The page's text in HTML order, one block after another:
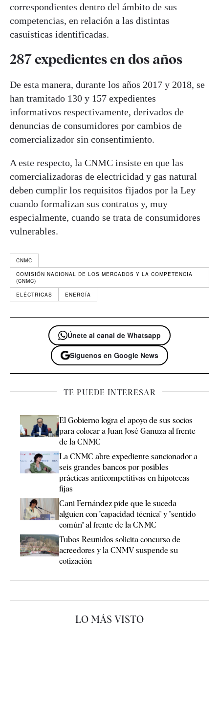
correspondientes dentro del ámbito de sus
competencias, en relación a las distintas
casuísticas identificadas.
287 expedientes en dos años
De esta manera, durante los años 2017 y 2018, se
han tramitado 130 y 157 expedientes
informativos respectivamente, derivados de
denuncias de consumidores por cambios de
comercializador sin consentimiento.
A este respecto, la CNMC insiste en que las
comercializadoras de electricidad y gas natural
deben cumplir los requisitos fijados por la Ley
cuando formalizan sus contratos y, muy
especialmente, cuando se trata de consumidores
vulnerables.
CNMC
COMISIÓN NACIONAL DE LOS MERCADOS Y LA COMPETENCIA
(CNMC)
ELÉCTRICAS
ENERGÍA
Únete al canal de Whatsapp
Síguenos en Google News
TE PUEDE INTERESAR
El Gobierno logra el apoyo de sus socios
para colocar a Juan José Ganuza al frente
de la CNMC
La CNMC abre expediente sancionador a
seis grandes bancos por posibles
prácticas anticompetitivas en hipotecas
fijas
Cani Fernández pide que le suceda
alguien con "capacidad técnica" y "sentido
común" al frente de la CNMC
Tubos Reunidos solicita concurso de
acreedores y la CNMV suspende su
cotización
LO MÁS VISTO